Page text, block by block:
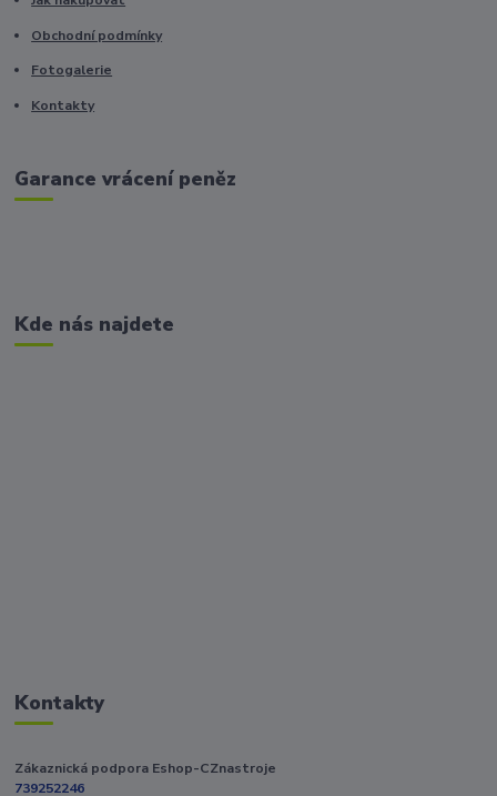
Obchodní podmínky
Fotogalerie
Kontakty
Garance vrácení peněz
Kde nás najdete
Kontakty
Zákaznická podpora Eshop-CZnastroje
739252246